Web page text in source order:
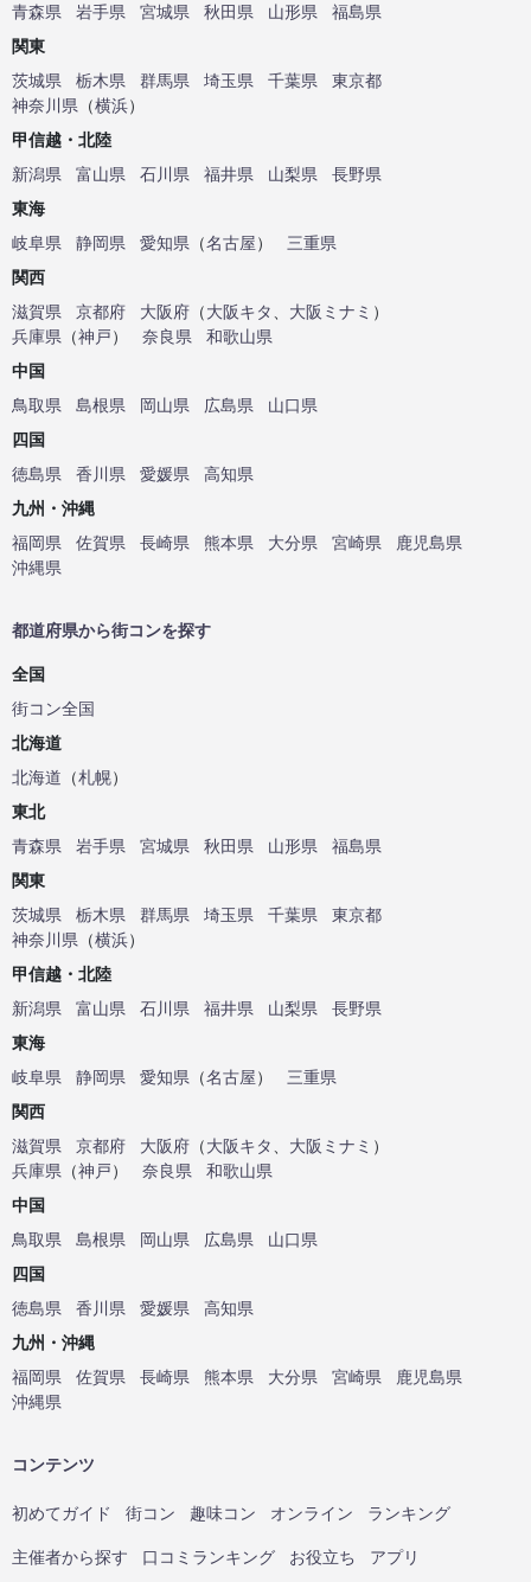
青森県
岩手県 宮城県 秋田県 山形県
福島県
関東
茨城県
栃木県 群馬県 埼玉県 千葉県
東京都
神奈川県 （横浜）
甲信越・北陸
新潟県
富山県 石川県 福井県 山梨県
長野県
東海
岐阜県
静岡県 愛知県 （名古屋）
三重県
関西
滋賀県
京都府 大阪府 （大阪キタ 大阪ミナミ ）
兵庫県 （神戸） 奈良県
和歌山県
中国
鳥取県
島根県 岡山県 広島県
山口県
四国
徳島県
香川県 愛媛県
高知県
九州・沖縄
福岡県
佐賀県 長崎県 熊本県 大分県 宮崎県
鹿児島県
沖縄県
都道府県から街コンを探す
全国
街コン全国
北海道
北海道 （札幌）
東北
青森県
岩手県 宮城県 秋田県 山形県
福島県
関東
茨城県
栃木県 群馬県 埼玉県 千葉県
東京都
神奈川県 （横浜）
甲信越・北陸
新潟県
富山県 石川県 福井県 山梨県
長野県
東海
岐阜県
静岡県 愛知県 （名古屋）
三重県
関西
滋賀県
京都府 大阪府 （大阪キタ 大阪ミナミ ）
兵庫県 （神戸） 奈良県
和歌山県
中国
鳥取県
島根県 岡山県 広島県
山口県
四国
徳島県
香川県 愛媛県
高知県
九州・沖縄
福岡県
佐賀県 長崎県 熊本県 大分県 宮崎県
鹿児島県
沖縄県
コンテンツ
初めてガイド 街コン 趣味コン オンライン ランキング
主催者から探す 口コミランキング お役立ち アプリ